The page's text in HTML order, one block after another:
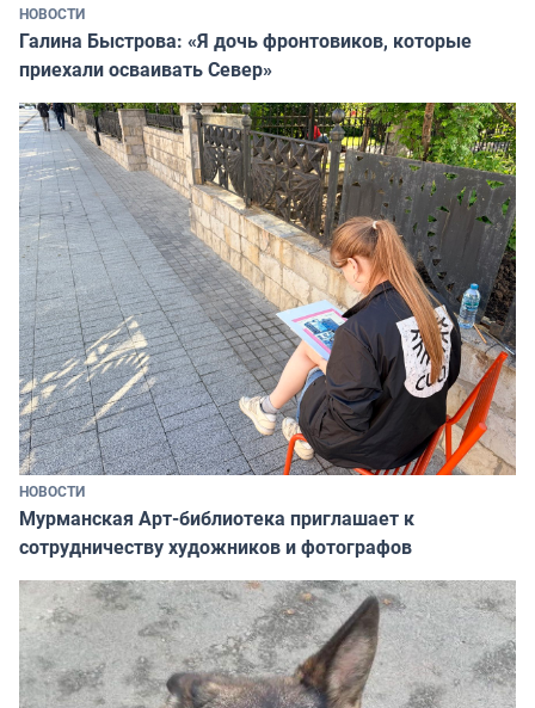
НОВОСТИ
Галина Быстрова: «Я дочь фронтовиков, которые
приехали осваивать Север»
НОВОСТИ
Мурманская Арт-библиотека приглашает к
сотрудничеству художников и фотографов